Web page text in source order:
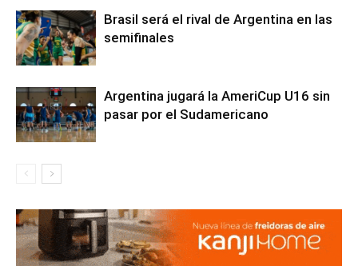
Brasil será el rival de Argentina en las
semifinales
Argentina jugará la AmeriCup U16 sin
pasar por el Sudamericano